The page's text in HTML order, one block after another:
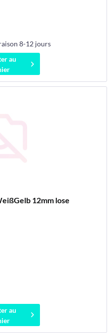
8-12 jours
au
12mm lose
au